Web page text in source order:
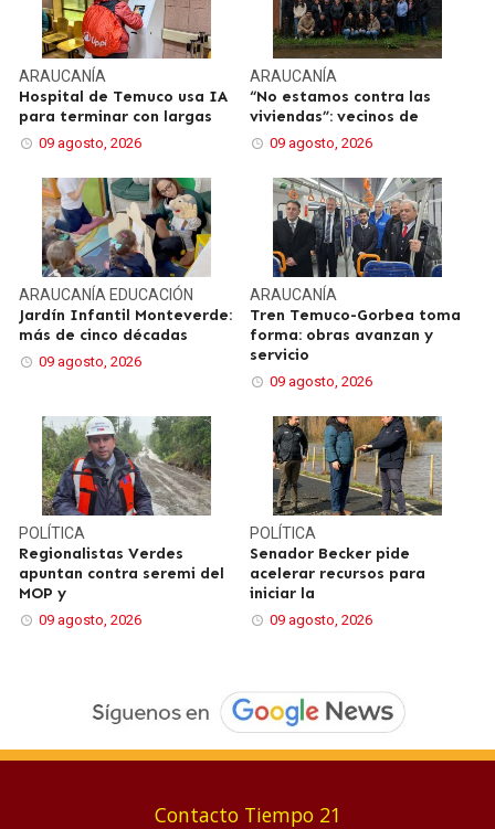
ARAUCANÍA
Hospital de Temuco usa IA
para terminar con largas
09 agosto, 2026
ARAUCANÍA
“No estamos contra las
viviendas”: vecinos de
09 agosto, 2026
ARAUCANÍA EDUCACIÓN
Jardín Infantil Monteverde:
más de cinco décadas
09 agosto, 2026
ARAUCANÍA
Tren Temuco-Gorbea toma
forma: obras avanzan y
servicio
09 agosto, 2026
POLÍTICA
Regionalistas Verdes
apuntan contra seremi del
MOP y
09 agosto, 2026
POLÍTICA
Senador Becker pide
acelerar recursos para
iniciar la
09 agosto, 2026
Contacto Tiempo 21